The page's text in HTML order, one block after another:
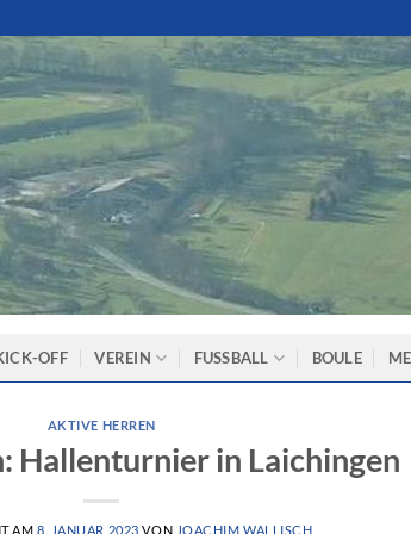
OFF VEREIN FUSSBALL BOULE
AKTIVE HERREN
Hallenturnier in Laichingen
AM 8. JANUAR 2023 VON JOACHIM WALLISCH